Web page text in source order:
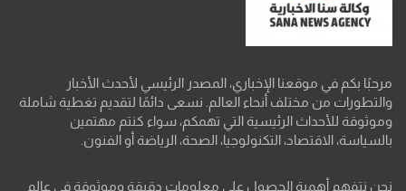
مرحبًا بكم في موقعنا الإخباري، المصدر الرئيسي لأحدث الأخبار
والتطورات من مختلف أنحاء العالم. نسعى دائمًا لتقديم تغطية شاملة
وموثوقة للأحداث الرئيسية التي تهمكم، سواء كنتم مهتمين
بالسياسة، الاقتصاد، التكنولوجيا، الصحة، الرياضة أو الفنون.
نحن نتفهم أهمية الحصول على معلومات دقيقة وموثوقة في عالم